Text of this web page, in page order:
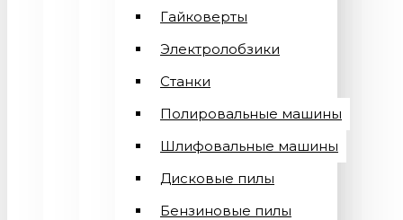
Гайковерты
Электролобзики
Станки
Полировальные машины
Шлифовальные машины
Дисковые пилы
Бензиновые пилы